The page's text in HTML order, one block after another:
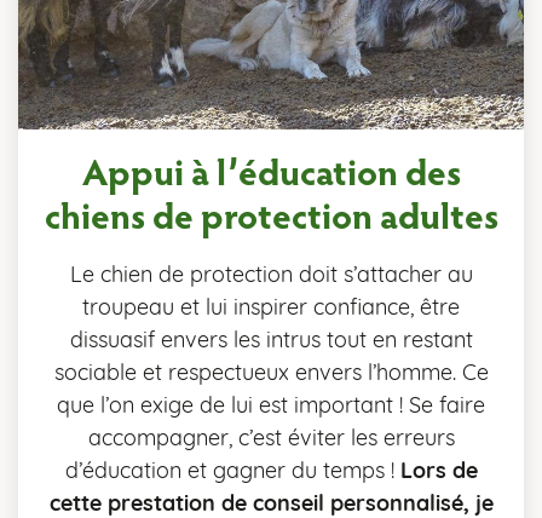
Appui à l’éducation des
chiens de protection adultes
Le chien de protection doit s’attacher au
troupeau et lui inspirer confiance, être
dissuasif envers les intrus tout en restant
sociable et respectueux envers l’homme. Ce
que l’on exige de lui est important ! Se faire
accompagner, c’est éviter les erreurs
d’éducation et gagner du temps ! Lors de
cette prestation de conseil personnalisé, je